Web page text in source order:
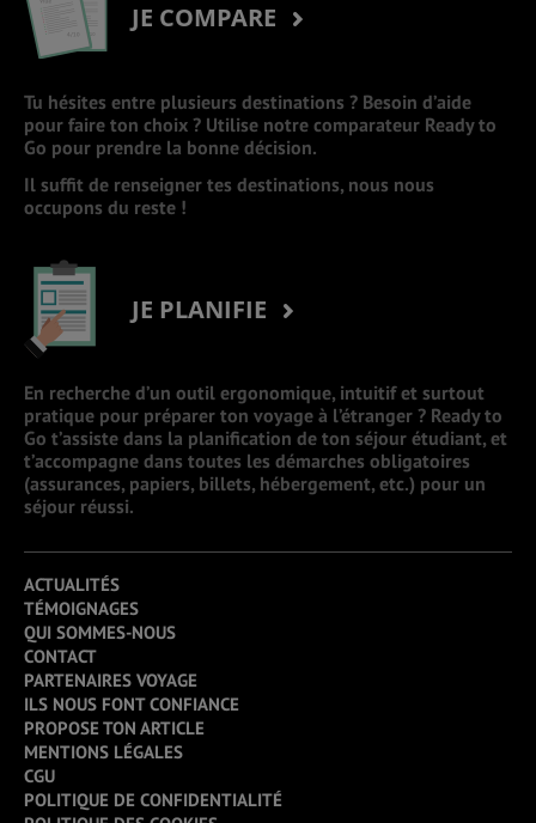
JE COMPARE
Tu hésites entre plusieurs destinations ? Besoin d’aide
pour faire ton choix ? Utilise notre comparateur Ready to
Go pour prendre la bonne décision.
Il suffit de renseigner tes destinations, nous nous
occupons du reste !
JE PLANIFIE
En recherche d’un outil ergonomique, intuitif et surtout
pratique pour préparer ton voyage à l’étranger ? Ready to
Go t’assiste dans la planification de ton séjour étudiant, et
t’accompagne dans toutes les démarches obligatoires
(assurances, papiers, billets, hébergement, etc.) pour un
séjour réussi.
ACTUALITÉS
TÉMOIGNAGES
QUI SOMMES-NOUS
CONTACT
PARTENAIRES VOYAGE
ILS NOUS FONT CONFIANCE
PROPOSE TON ARTICLE
MENTIONS LÉGALES
CGU
POLITIQUE DE CONFIDENTIALITÉ